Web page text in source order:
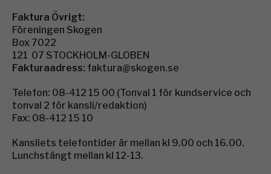
Faktura Övrigt:
Föreningen Skogen
Box 7022
121 07 STOCKHOLM-GLOBEN
Fakturaadress: faktura@skogen.se
Telefon: 08-412 15 00 (Tonval 1 för kundservice och
tonval 2 för kansli/redaktion)
Fax: 08-412 15 10
Kansliets telefontider är mellan kl 9.00 och 16.00.
Lunchstängt mellan kl 12-13.